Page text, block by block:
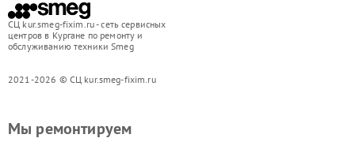
СЦ kur.smeg-fixim.ru - сеть сервисных
центров в Кургане по ремонту и
обслуживанию техники Smeg
2021-2026 © СЦ kur.smeg-fixim.ru
Мы ремонтируем